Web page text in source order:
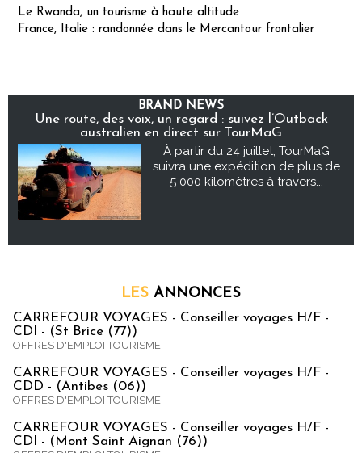
Le Rwanda, un tourisme à haute altitude
France, Italie : randonnée dans le Mercantour frontalier
BRAND NEWS
Une route, des voix, un regard : suivez l’Outback
australien en direct sur TourMaG
À partir du 24 juillet, TourMaG
suivra une expédition de plus de
5 000 kilomètres à travers...
LES ANNONCES
CARREFOUR VOYAGES - Conseiller voyages H/F -
CDI - (St Brice (77))
OFFRES D'EMPLOI TOURISME
CARREFOUR VOYAGES - Conseiller voyages H/F -
CDD - (Antibes (06))
OFFRES D'EMPLOI TOURISME
CARREFOUR VOYAGES - Conseiller voyages H/F -
CDI - (Mont Saint Aignan (76))